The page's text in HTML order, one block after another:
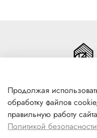
г. Якутск,
Продолжая
обработку файлов
правильную работу
Политикой безопасности